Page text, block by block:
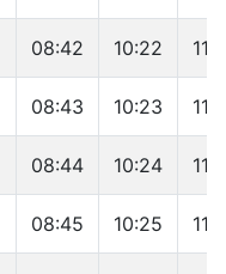
08:42 10:22
08:43 10:23
08:44 10:24
08:45 10:25